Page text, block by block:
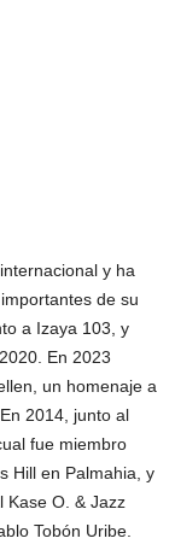
y ha
de su
a Izaya 103, y
En 2023
un homenaje a
2014, junto al
fue miembro
Hill en Palmahia, y
Kase O. & Jazz
Tobón Uribe.